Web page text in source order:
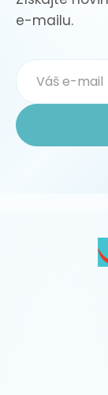
e-mailu.